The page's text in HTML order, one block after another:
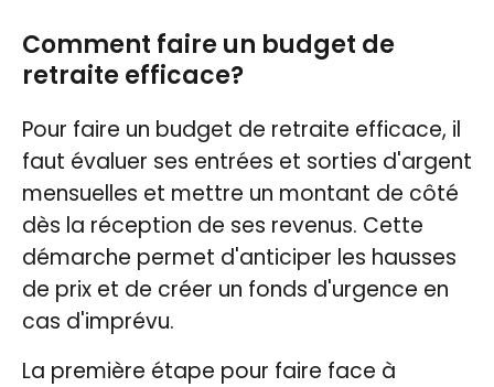
Comment faire un budget de
retraite efficace?
Pour faire un budget de retraite efficace, il
faut évaluer ses entrées et sorties d'argent
mensuelles et mettre un montant de côté
dès la réception de ses revenus. Cette
démarche permet d'anticiper les hausses
de prix et de créer un fonds d'urgence en
cas d'imprévu.
La première étape pour faire face à